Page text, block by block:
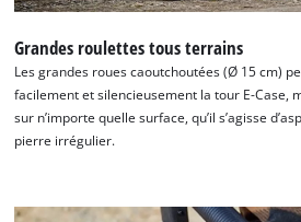
Grandes roulettes tous terrains
Les grandes roues caoutchoutées (Ø 15 cm)
facilement et silencieusement la tour E-Case,
sur n’importe quelle surface, qu’il s’agisse
pierre irrégulier.